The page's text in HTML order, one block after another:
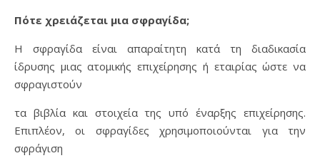
Πότε χρειάζεται μια σφραγίδα;
H σφραγίδα είναι απαραίτητη κατά τη διαδικασία
ίδρυσης μιας ατομικής επιχείρησης ή εταιρίας ώστε να
σφραγιστούν
τα βιβλία και στοιχεία της υπό έναρξης επιχείρησης.
Επιπλέον, οι σφραγίδες χρησιμοποιούνται για την
σφράγιση